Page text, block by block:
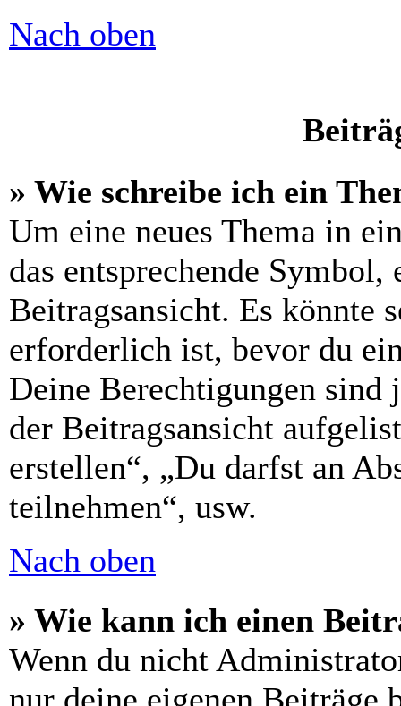
Nach oben
» Wie schreibe ich ein
Um eine neues Thema in
das entsprechende
Beitragsansicht. Es könnte
erforderlich ist, bevor du
Deine Berechtigungen sind
der Beitragsansicht
erstellen“, „Du darfst an
teilnehmen“, usw.
Nach oben
» Wie kann ich einen
Wenn du nicht